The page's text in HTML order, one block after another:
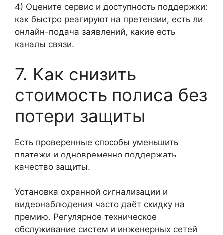
4) Оцените сервис и доступность поддержки:
как быстро реагируют на претензии, есть ли
онлайн-подача заявлений, какие есть
каналы связи.
7. Как снизить
стоимость полиса без
потери защиты
Есть проверенные способы уменьшить
платежи и одновременно поддержать
качество защиты.
Установка охранной сигнализации и
видеонаблюдения часто даёт скидку на
премию. Регулярное техническое
обслуживание систем и инженерных сетей